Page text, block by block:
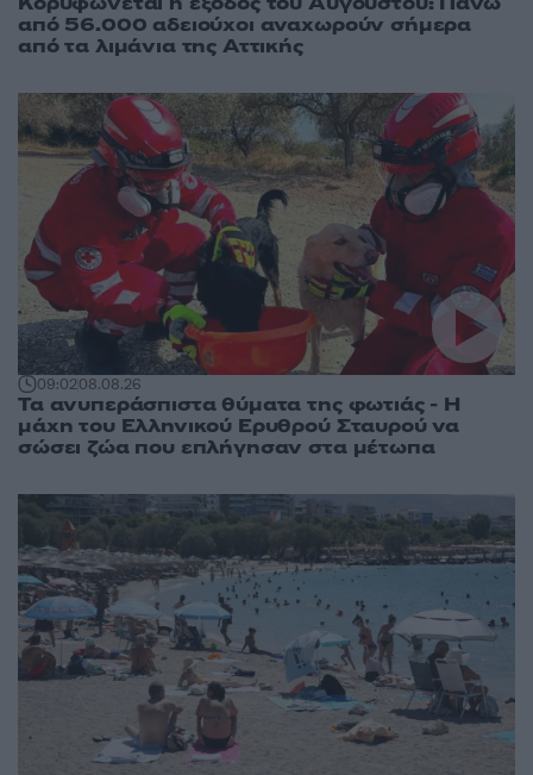
από 56.000 αδειούχοι αναχωρούν σήμερα
από τα λιμάνια της Αττικής
09:0208.08.26
Τα ανυπεράσπιστα θύματα της φωτιάς - Η
μάχη του Ελληνικού Ερυθρού Σταυρού να
σώσει ζώα που επλήγησαν στα μέτωπα